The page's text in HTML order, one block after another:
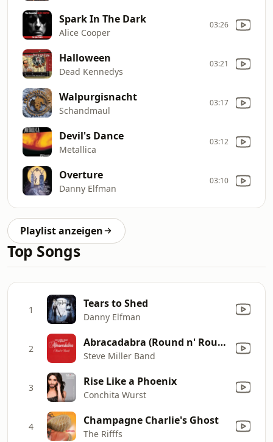
Spark In The Dark
Alice Cooper
03:26
Halloween
Dead Kennedys
03:21
Walpurgisnacht
Schandmaul
03:17
Devil's Dance
Metallica
03:12
Overture
Danny Elfman
03:10
Playlist anzeigen
Top Songs
1 Tears to Shed
Danny Elfman
2 Abracadabra (Round n' Round) [Radio Edit]
Steve Miller Band
3 Rise Like a Phoenix
Conchita Wurst
4 Champagne Charlie's Ghost
The Rifffs